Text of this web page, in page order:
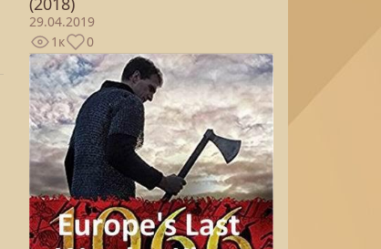
29.04.2019
1к
0